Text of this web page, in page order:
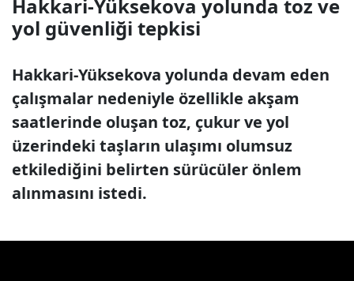
Hakkari-Yüksekova yolunda toz ve
yol güvenliği tepkisi
Hakkari-Yüksekova yolunda devam eden
çalışmalar nedeniyle özellikle akşam
saatlerinde oluşan toz, çukur ve yol
üzerindeki taşların ulaşımı olumsuz
etkilediğini belirten sürücüler önlem
alınmasını istedi.